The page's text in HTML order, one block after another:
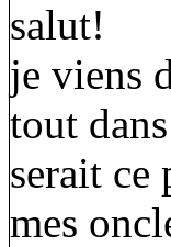
salut!
je viens
tout
serait ce
mes